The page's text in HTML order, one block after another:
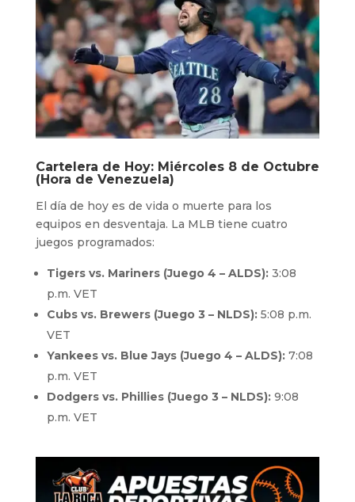
Cartelera de Hoy: Miércoles 8 de Octubre
(Hora de Venezuela)
El día de hoy es de vida o muerte para los
equipos en desventaja. La MLB tiene cuatro
juegos programados:
Tigers vs. Mariners (Juego 4 – ALDS):3:08
p.m. VET
Cubs vs. Brewers (Juego 3 – NLDS):5:08 p.m.
VET
Yankees vs. Blue Jays (Juego 4 – ALDS):7:08
p.m. VET
Dodgers vs. Phillies (Juego 3 – NLDS):9:08
p.m. VET